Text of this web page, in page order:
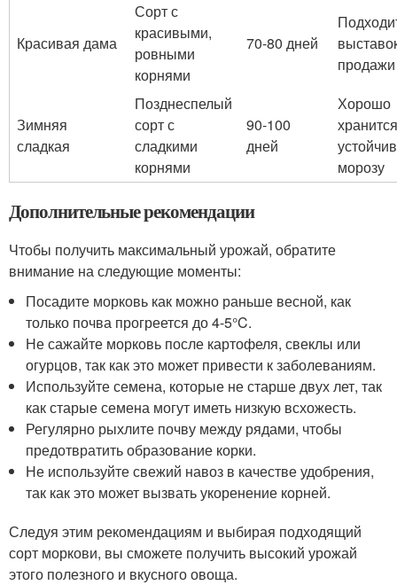
Красивая дама
Сорт с
красивыми,
ровными
корнями
70-80 дней
продажи
Зимняя
сладкая
Позднеспелый
сорт с
сладкими
корнями
90-100
дней
Хорошо
морозу
Дополнительные рекомендации
Чтобы получить максимальный урожай, обратите
внимание на следующие моменты:
Посадите морковь как можно раньше весной, как
только почва прогреется до 4-5°C.
Не сажайте морковь после картофеля, свеклы или
огурцов, так как это может привести к заболеваниям.
Используйте семена, которые не старше двух лет, так
как старые семена могут иметь низкую всхожесть.
Регулярно рыхлите почву между рядами, чтобы
предотвратить образование корки.
Не используйте свежий навоз в качестве удобрения,
так как это может вызвать укоренение корней.
Следуя этим рекомендациям и выбирая подходящий
сорт моркови, вы сможете получить высокий урожай
этого полезного и вкусного овоща.